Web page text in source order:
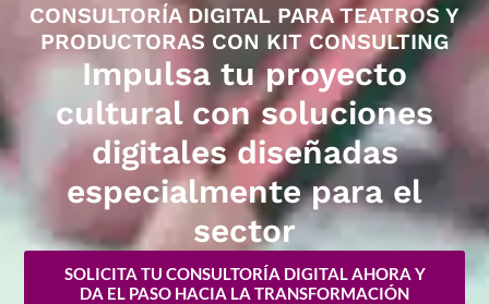
CONSULTORÍA DIGITAL PARA TEATROS Y
PRODUCTORAS CON KIT CONSULTING
Impulsa tu proyecto
cultural con soluciones
digitales diseñadas
especialmente para el
sector
SOLICITA TU CONSULTORÍA DIGITAL AHORA Y
DA EL PASO HACIA LA TRANSFORMACIÓN